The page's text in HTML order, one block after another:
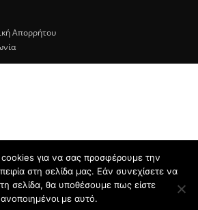
Απορρήτου
cookies για να σας προσφέρουμε την
στη σελίδα μας. Εάν συνεχίσετε να
τη σελίδα, θα υποθέσουμε πως είστε
με αυτό.